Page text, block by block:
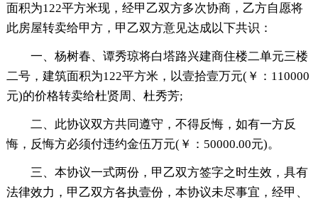
面积为122平方米现，经甲乙双方多次协商，乙方自愿将
此房屋转卖给甲方，甲乙双方意见达成以下共识：
一、杨树春、谭秀琼将白塔路兴建商住楼二单元三楼
二号，建筑面积为122平方米，以壹拾壹万元(￥：110000
元)的价格转卖给杜贤周、杜秀芳;
二、此协议双方共同遵守，不得反悔，如有一方反
悔，反悔方必须付违约金伍万元(￥：50000.00元)。
三、本协议一式两份，甲乙双方签字之时生效，具有
法律效力，甲乙双方各执壹份，本协议未尽事宜，经甲、